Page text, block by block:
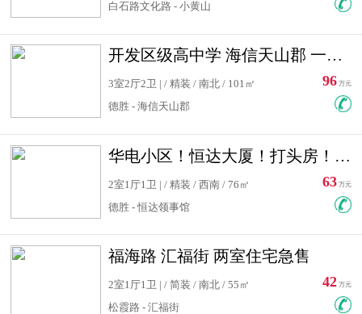
白石路文化路 - 小黄山
开发区级高中学 海信天山郡 一手合同没有税！ 送车位
3室2厅2卫 | / 精装 / 南北 / 101㎡
德胜 - 海信天山郡
96 万元
华电小区！恒达大厦！打头房！精装修！可低首付！随时看房！
2室1厅1卫 | / 精装 / 西南 / 76㎡
德胜 - 恒达领事馆
63 万元
福海路 汇福街 两室住宅急售
2室1厅1卫 | / 简装 / 南北 / 55㎡
松霞路 - 汇福街
42 万元